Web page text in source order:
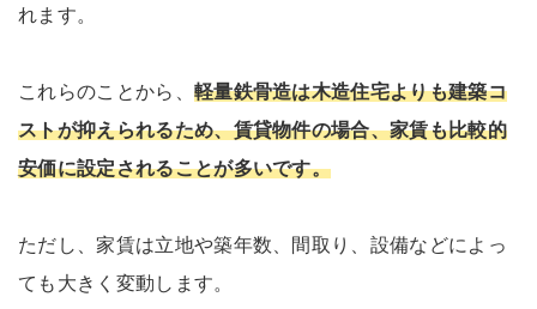
れます。
これらのことから、 軽量鉄骨造は木造住宅よりも建築コ
ストが抑えられるため、賃貸物件の場合、家賃も比較的
安価に設定されることが多いです。
ただし、家賃は立地や築年数、間取り、設備などによっ
ても大きく変動します。